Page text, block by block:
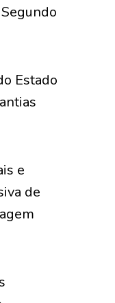
Estado
e
de